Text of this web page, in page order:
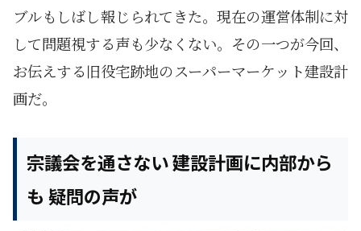
ブルもしばし報じられてきた。現在の運営体制に対
して問題視する声も少なくない。その一つが今回、
お伝えする旧役宅跡地のスーパーマーケット建設計
画だ。
宗議会を通さない 建設計画に内部から
も 疑問の声が